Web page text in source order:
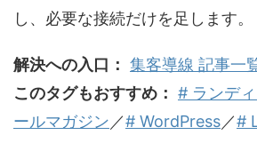
し、必要な接続だけを足します。
解決への入口： 集客導線 記事一
このタグもおすすめ： # ランデ
ールマガジン ／# WordPress／#